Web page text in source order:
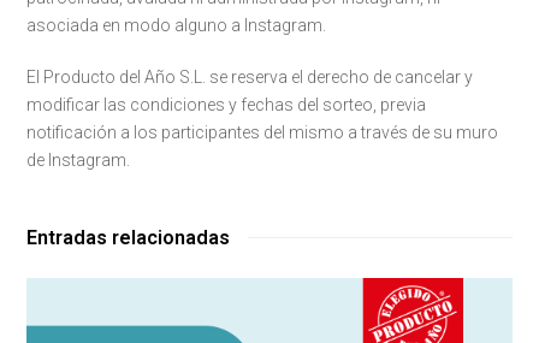
asociada en modo alguno a Instagram.
El Producto del Año S.L. se reserva el derecho de cancelar y
modificar las condiciones y fechas del sorteo, previa
notificación a los participantes del mismo a través de su muro
de Instagram.
Entradas relacionadas